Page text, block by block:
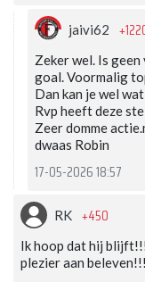
jaivi62
Zeker wel. Is
goal. Voormalig
Dan kan je wel
Rvp heeft deze
Zeer domme
dwaas Robin
17-05-2026 18:57
RK +450
Ik hoop dat hij
plezier aan